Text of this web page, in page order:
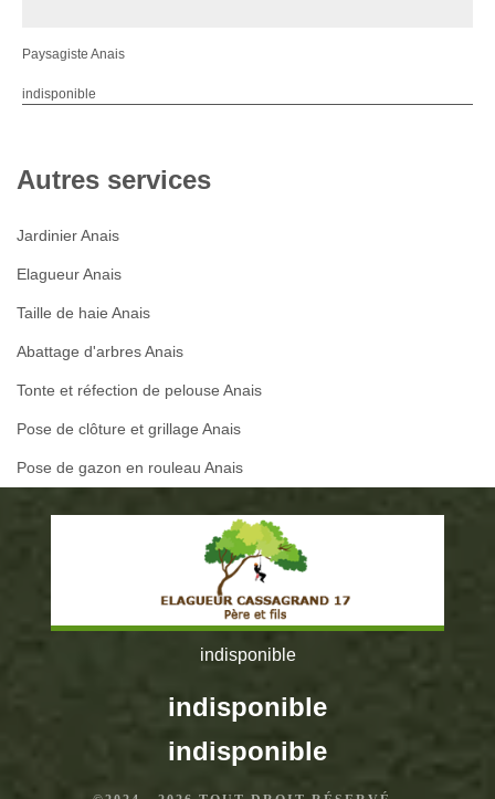
Paysagiste Anais
indisponible
Autres services
Jardinier Anais
Elagueur Anais
Taille de haie Anais
Abattage d'arbres Anais
Tonte et réfection de pelouse Anais
Pose de clôture et grillage Anais
Pose de gazon en rouleau Anais
indisponible
indisponible
indisponible